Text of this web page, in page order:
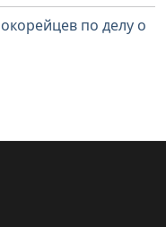
по делу о